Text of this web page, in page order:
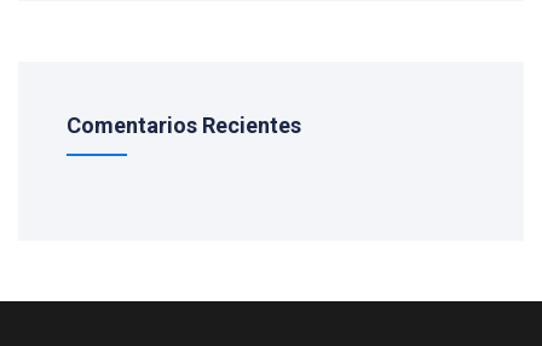
Comentarios Recientes